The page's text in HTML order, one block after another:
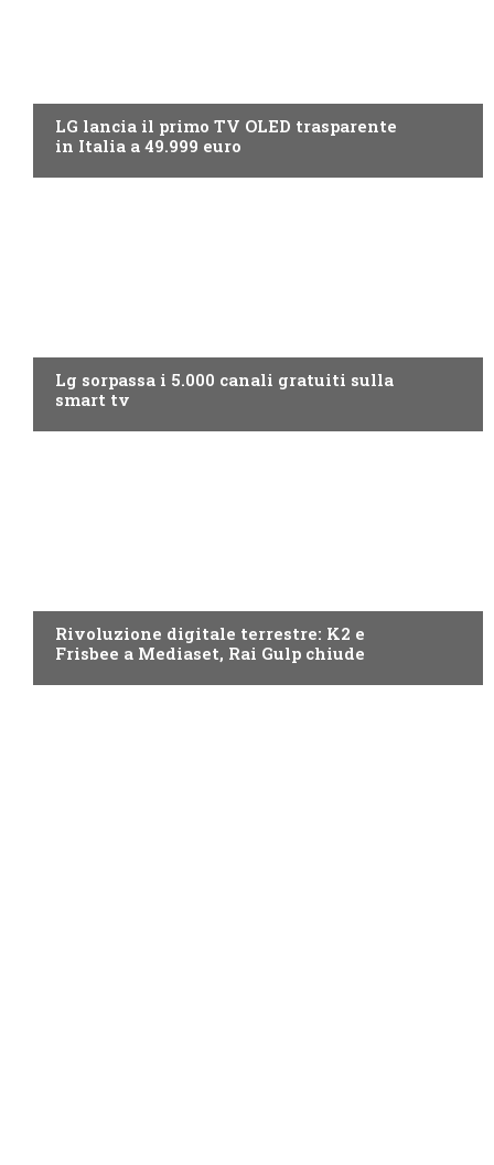
LG lancia il primo TV OLED trasparente
in Italia a 49.999 euro
Lg sorpassa i 5.000 canali gratuiti sulla
smart tv
Rivoluzione digitale terrestre: K2 e
Frisbee a Mediaset, Rai Gulp chiude